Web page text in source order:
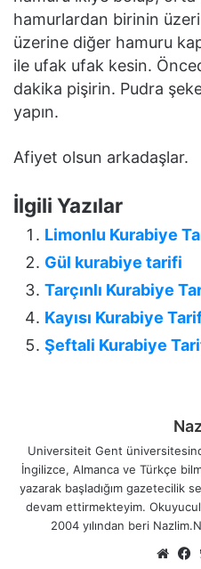
hamurlardan birinin
üzerine diğer hamuru
ile ufak ufak kesin.
dakika pişirin. Pudra
yapın.
Afiyet olsun arkadaşlar.
İlgili Yazılar
Limonlu Kurabiye
Gül kurabiye tarifi
Tarçınlı Kurabiye
Kayısı Kurabiye
Şeftali Kurabiye
Universiteit Gent
İngilizce, Almanca ve Türkçe
yazarak başladığım gazetecilik
devam ettirmekteyim.
2004 yılından beri